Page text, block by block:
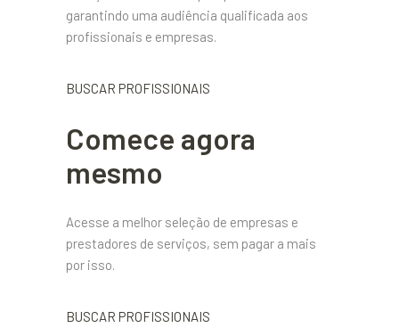
garantindo uma audiência qualificada aos
profissionais e empresas.
BUSCAR PROFISSIONAIS
Comece agora
mesmo
Acesse a melhor seleção de empresas e
prestadores de serviços, sem pagar a mais
por isso.
BUSCAR PROFISSIONAIS